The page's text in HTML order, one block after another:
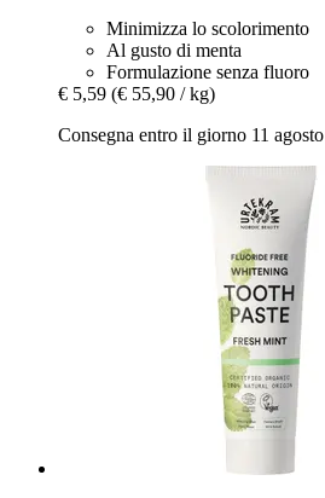
Minimizza lo scolorimento
Al gusto di menta
Formulazione senza fluoro
€ 5,59 (€ 55,90 / kg)
Consegna entro il giorno 11 agosto